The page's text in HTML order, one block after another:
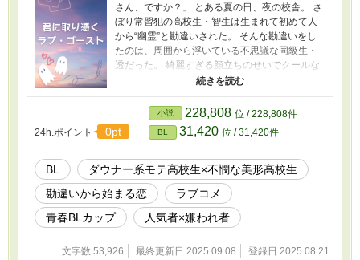
さん、ですか？」 とある夏の日、夜の校舎。 さ
ぼり常習犯の高校生・智生は生まれて初めて人
から“幽霊”と勘違いされた。 そんな勘違いをし
たのは、周囲から浮いている不思議な同級生・
透だった。 綺麗すぎる顔立ちのせいでクールな
印象だったのに、“幽霊さん”の前では意外とコロ
っていた智生だが、次第に透だけの“幽霊さん”で
いられることが心地よくなっていって――？
「俺、幽霊になりたいなんて思ったの初めてだ
よ」 これは、夏の校舎で芽生えた、勘違いから
はじまる青春ラブコメ。 ――― 幽霊だと勘違い
されたダウナー系高校生 × オカルト好き？の不
思議な高校生 ★★★お気に入りしてくださった
方、本当にありがとうございます！★★★ ★★
とても励みになります。最後までどうかよろし
くお願いいたします★★
24h.ポイント 0pt
小説 228,808 位 / 228,808件
BL 31,420 位 / 31,420件
BL
ダウナー系モテ高校生×不憫な美形高校生
勘違いから始まる恋
ラブコメ
青春BLカップ​
人気者×嫌われ者
文字数 53,926 最終更新日 2025.09.08 登録日 2025.08.21